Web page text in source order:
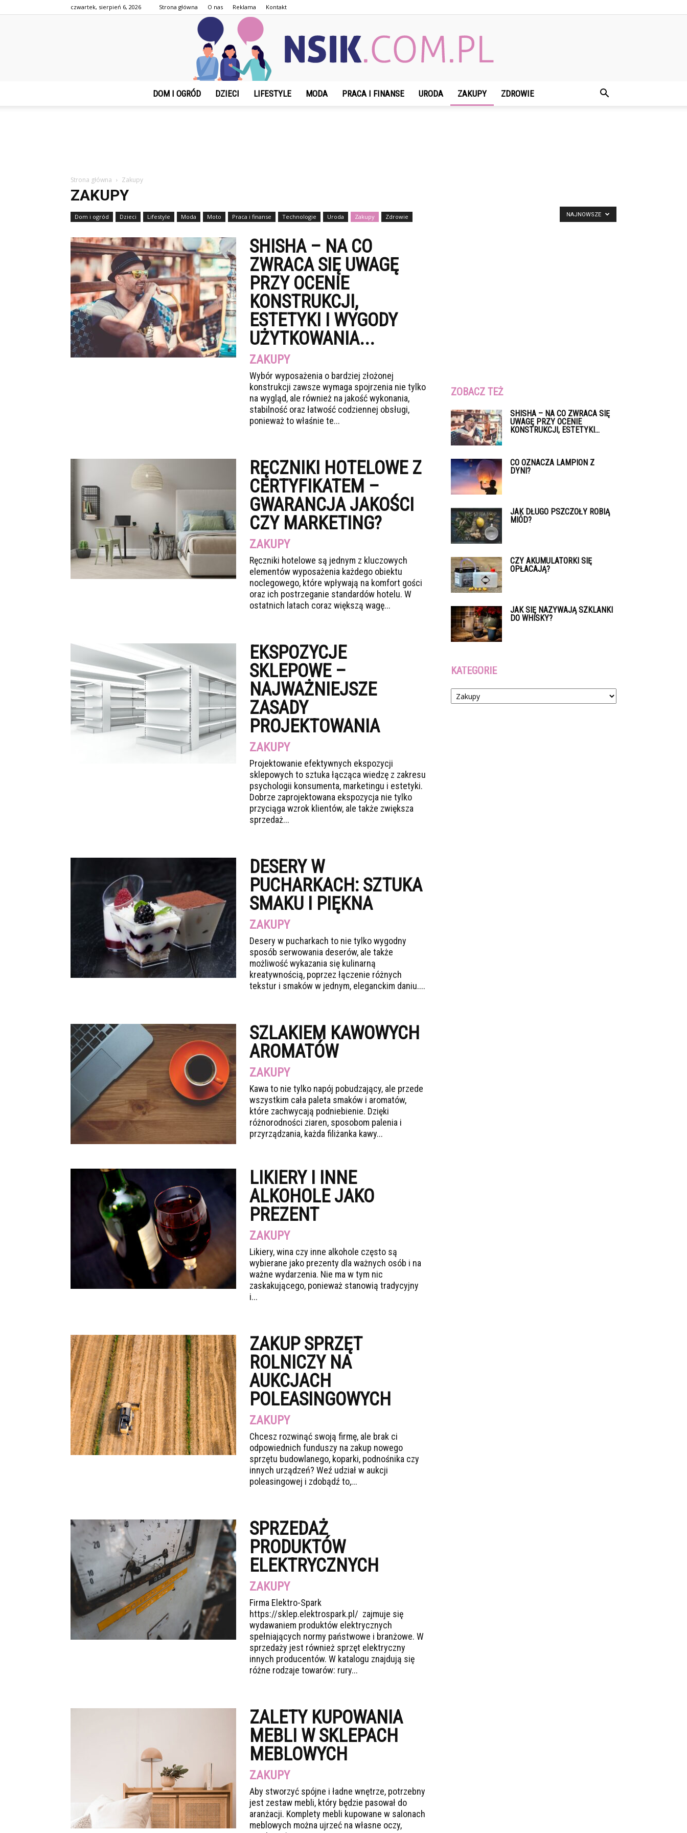
czwartek, sierpień 6, 2026 Strona główna O nas Reklama Kontakt
DOM I OGRÓD DZIECI LIFESTYLE MODA PRACA I FINANSE URODA ZAKUPY ZDROWIE
Strona główna Zakupy
ZAKUPY
Dom i ogród Dzieci Lifestyle Moda Moto Praca i finanse Technologie Uroda Zakupy
Zdrowie
NAJNOWSZE
SHISHA – NA CO
ZWRACA SIĘ UWAGĘ
PRZY OCENIE
KONSTRUKCJI,
ESTETYKI I WYGODY
UŻYTKOWANIA...
ZAKUPY
Wybór wyposażenia o bardziej złożonej
konstrukcji zawsze wymaga spojrzenia nie tylko
na wygląd, ale również na jakość wykonania,
stabilność oraz łatwość codziennej obsługi,
ponieważ to właśnie te...
RĘCZNIKI HOTELOWE Z
CERTYFIKATEM –
GWARANCJA JAKOŚCI
CZY MARKETING?
ZAKUPY
Ręczniki hotelowe są jednym z kluczowych
elementów wyposażenia każdego obiektu
noclegowego, które wpływają na komfort gości
oraz ich postrzeganie standardów hotelu. W
ostatnich latach coraz większą wagę...
EKSPOZYCJE
SKLEPOWE –
NAJWAŻNIEJSZE
ZASADY
PROJEKTOWANIA
ZAKUPY
Projektowanie efektywnych ekspozycji
sklepowych to sztuka łącząca wiedzę z zakresu
psychologii konsumenta, marketingu i estetyki.
Dobrze zaprojektowana ekspozycja nie tylko
przyciąga wzrok klientów, ale także zwiększa
sprzedaż...
DESERY W
PUCHARKACH: SZTUKA
SMAKU I PIĘKNA
ZAKUPY
Desery w pucharkach to nie tylko wygodny
sposób serwowania deserów, ale także
możliwość wykazania się kulinarną
kreatywnością, poprzez łączenie różnych
tekstur i smaków w jednym, eleganckim daniu....
SZLAKIEM KAWOWYCH
AROMATÓW
ZAKUPY
Kawa to nie tylko napój pobudzający, ale przede
wszystkim cała paleta smaków i aromatów,
które zachwycają podniebienie. Dzięki
różnorodności ziaren, sposobom palenia i
przyrządzania, każda filiżanka kawy...
LIKIERY I INNE
ALKOHOLE JAKO
PREZENT
ZAKUPY
Likiery, wina czy inne alkohole często są
wybierane jako prezenty dla ważnych osób i na
ważne wydarzenia. Nie ma w tym nic
zaskakującego, ponieważ stanowią tradycyjny
i...
ZAKUP SPRZĘT
ROLNICZY NA
AUKCJACH
POLEASINGOWYCH
ZAKUPY
Chcesz rozwinąć swoją firmę, ale brak ci
odpowiednich funduszy na zakup nowego
sprzętu budowlanego, koparki, podnośnika czy
innych urządzeń? Weź udział w aukcji
poleasingowej i zdobądź to,...
SPRZEDAŻ
PRODUKTÓW
ELEKTRYCZNYCH
ZAKUPY
Firma Elektro-Spark
https://sklep.elektrospark.pl/ zajmuje się
wydawaniem produktów elektrycznych
spełniających normy państwowe i branżowe. W
sprzedaży jest również sprzęt elektryczny
innych producentów. W katalogu znajdują się
różne rodzaje towarów: rury...
ZALETY KUPOWANIA
MEBLI W SKLEPACH
MEBLOWYCH
ZAKUPY
Aby stworzyć spójne i ładne wnętrze, potrzebny
jest zestaw mebli, który będzie pasował do
aranżacji. Komplety mebli kupowane w salonach
meblowych można ujrzeć na własne oczy,
ZOBACZ TEŻ
SHISHA – NA CO ZWRACA SIĘ
UWAGĘ PRZY OCENIE
KONSTRUKCJI, ESTETYKI...
CO OZNACZA LAMPION Z
DYNI?
JAK DŁUGO PSZCZOŁY ROBIĄ
MIÓD?
CZY AKUMULATORKI SIĘ
OPŁACAJĄ?
JAK SIĘ NAZYWAJĄ SZKLANKI
DO WHISKY?
KATEGORIE
Kategorie